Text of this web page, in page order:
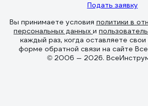
Подать заявку
Вы принимаете условия политики в
персональных данных и
каждый раз, когда оставляете
форме обратной связи на сайте
© 2006 — 2026.